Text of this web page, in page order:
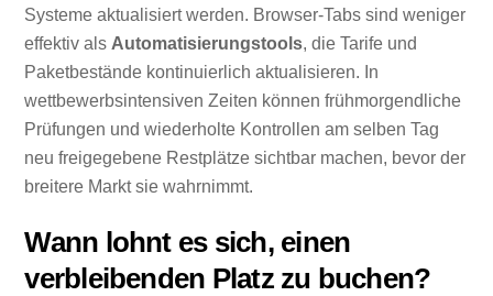
Systeme aktualisiert werden. Browser-Tabs sind weniger
effektiv als Automatisierungstools, die Tarife und
Paketbestände kontinuierlich aktualisieren. In
wettbewerbsintensiven Zeiten können frühmorgendliche
Prüfungen und wiederholte Kontrollen am selben Tag
neu freigegebene Restplätze sichtbar machen, bevor der
breitere Markt sie wahrnimmt.
Wann lohnt es sich, einen
verbleibenden Platz zu buchen?